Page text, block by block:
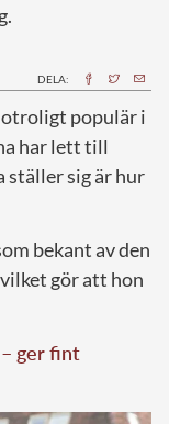
DELA:
populär i
har lett till
ställer sig är hur
bekant av den
gör att hon
ger fint